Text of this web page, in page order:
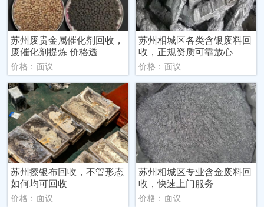
苏州废贵金属催化剂回收，
废催化剂提炼 价格透
价格：面议
苏州相城区各类含银废料回
收，正规资质可靠放心
价格：面议
苏州擦银布回收，不管形态
如何均可回收
价格：面议
苏州相城区专业含金废料回
收，快速上门服务
价格：面议